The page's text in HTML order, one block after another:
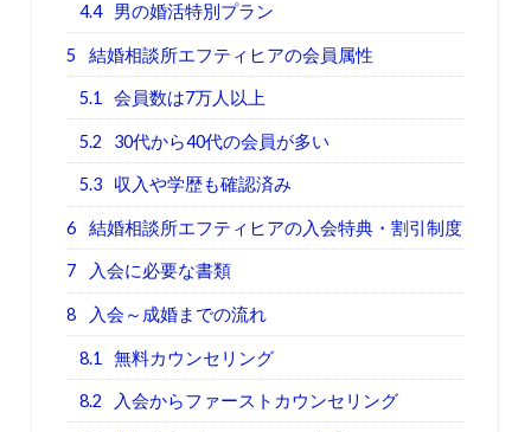
4.4 男の婚活特別プラン
5 結婚相談所エフティヒアの会員属性
5.1 会員数は7万人以上
5.2 30代から40代の会員が多い
5.3 収入や学歴も確認済み
6 結婚相談所エフティヒアの入会特典・割引制度
7 入会に必要な書類
8 入会～成婚までの流れ
8.1 無料カウンセリング
8.2 入会からファーストカウンセリング